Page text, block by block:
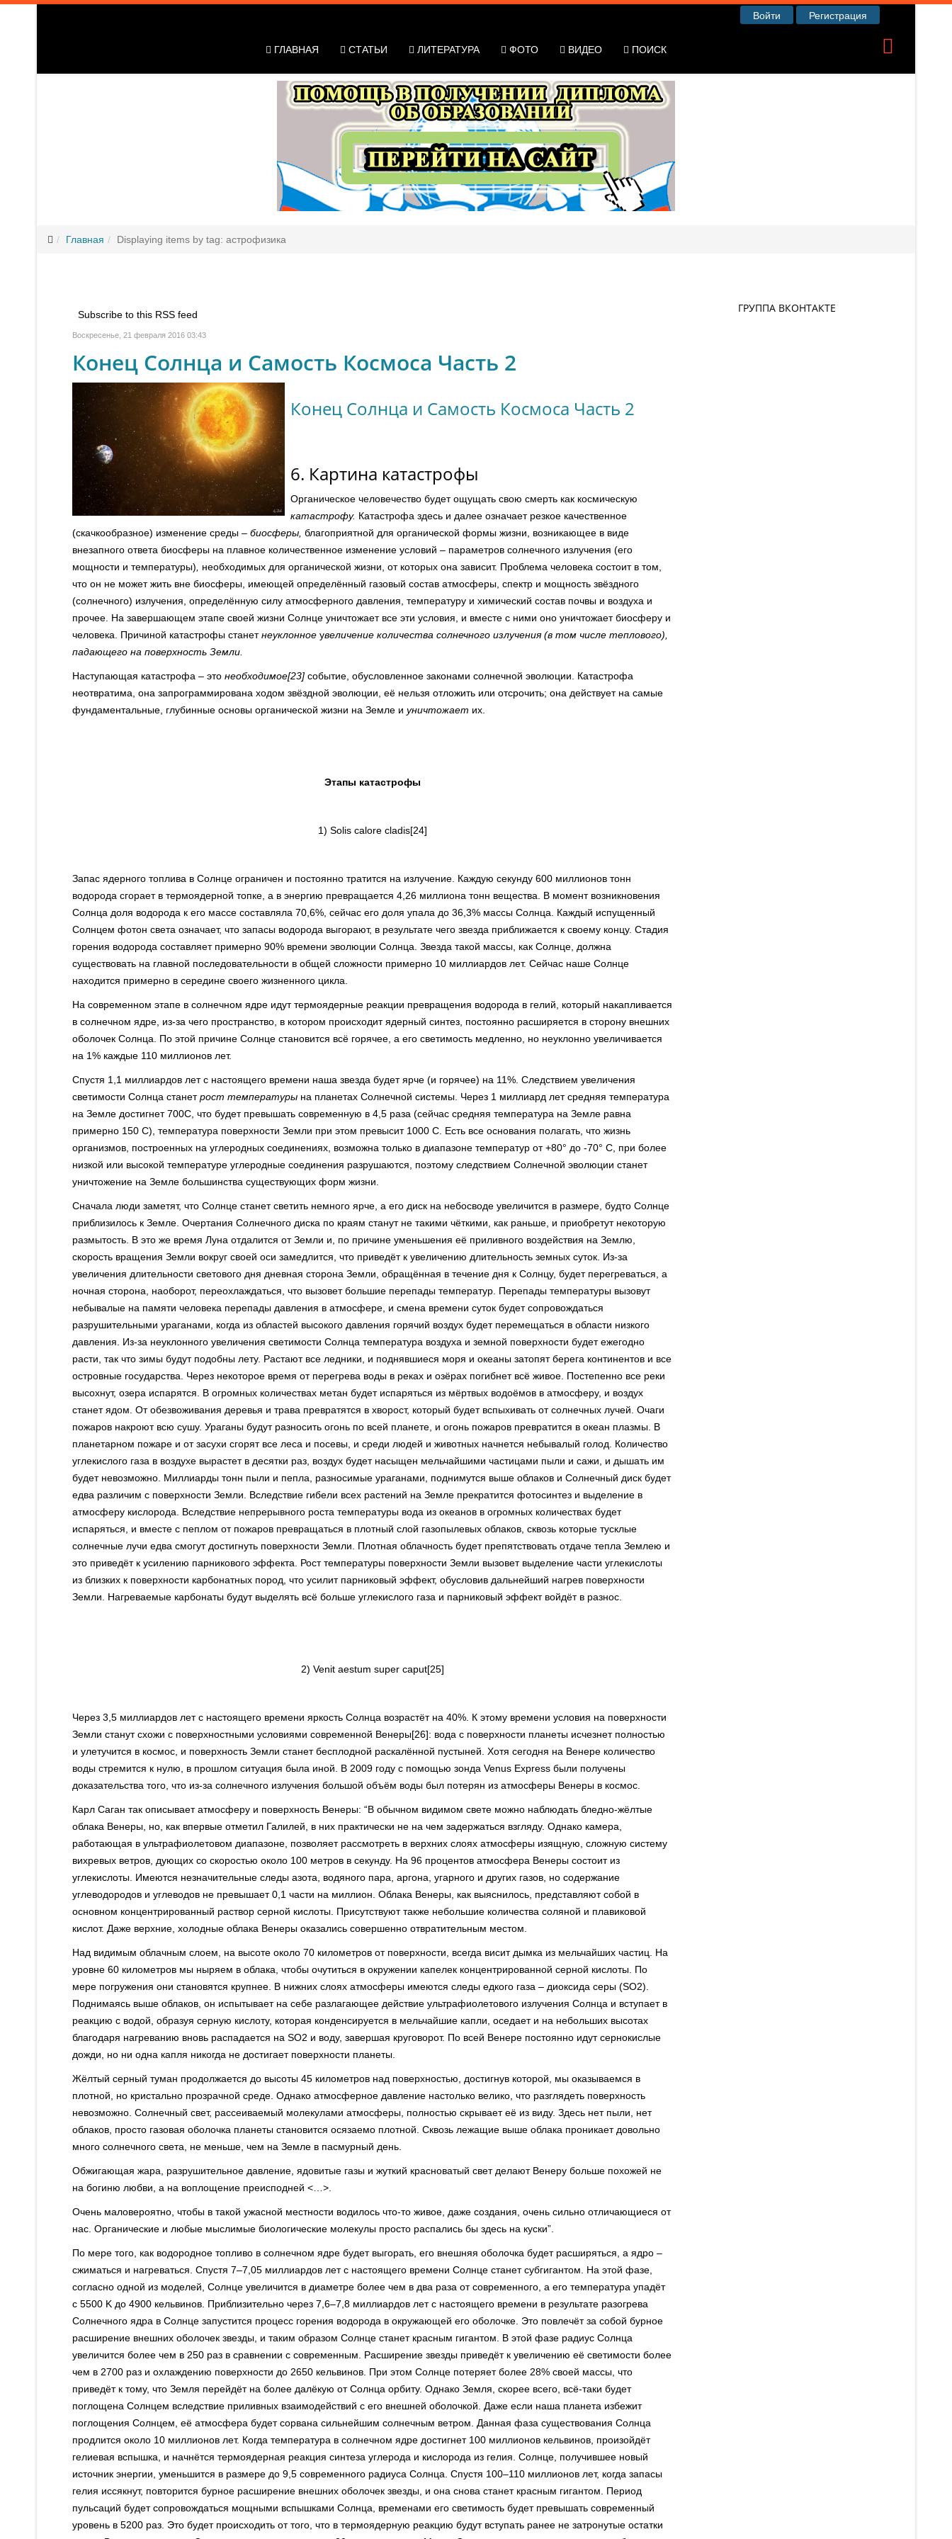
Войти Регистрация
ГЛАВНАЯ СТАТЬИ ЛИТЕРАТУРА ФОТО ВИДЕО ПОИСК
Главная Displaying items by tag: астрофизика
Subscribe to this RSS feed
Воскресенье, 21 февраля 2016 03:43
Конец Солнца и Самость Космоса Часть 2
Конец Солнца и Самость Космоса Часть 2
6. Картина катастрофы
Органическое человечество будет ощущать свою смерть как космическую
катастрофу. Катастрофа здесь и далее означает резкое качественное
(скачкообразное) изменение среды – биосферы, благоприятной для органической формы жизни, возникающее в виде
внезапного ответа биосферы на плавное количественное изменение условий – параметров солнечного излучения (его
мощности и температуры)
необходимых для органической жизни, от которых она зависит. Проблема человека состоит в том,
что он не может жить вне биосферы, имеющей определённый газовый состав атмосферы, спектр и мощность звёздного
(солнечного) излучения, определённую силу атмосферного давления, температуру и химический состав почвы и воздуха и
прочее. На завершающем этапе своей жизни Солнце уничтожает все эти условия, и вместе с ними оно уничтожает биосферу и
человека. Причиной катастрофы станетнеуклонное увеличение количества солнечного излучения (в том числе теплового),
падающего на поверхность Земли.
Наступающая катастрофа – это необходимое[23] событие, обусловленное законами солнечной эволюции. Катастрофа
неотвратима, она запрограммирована ходом звёздной эволюции, её нельзя отложить или отсрочить; она действует на самые
фундаментальные, глубинные основы органической жизни на Земле и уничтожает их.
Этапы катастрофы
1) Solis calore cladis[24]
Запас ядерного топлива в Солнце ограничен и постоянно тратится на излучение. Каждую секунду 600 миллионов тонн
водорода сгорает в термоядерной топке, а в энергию превращается 4,26 миллиона тонн вещества. В момент возникновения
Солнца доля водорода к его массе составляла 70,6%, сейчас его доля упала до 36,3% массы Солнца. Каждый испущенный
Солнцем фотон света означает, что запасы водорода выгорают, в результате чего звезда приближается к своему концу. Стадия
горения водорода составляет примерно 90% времени эволюции Солнца. Звезда такой массы, как Солнце, должна
существовать на главной последовательности в общей сложности примерно 10 миллиардов лет. Сейчас наше Солнце
находится примерно в середине своего жизненного цикла.
На современном этапе в солнечном ядре идут термоядерные реакции превращения водорода в гелий, который накапливается
в солнечном ядре, из-за чего пространство, в котором происходит ядерный синтез, постоянно расширяется в сторону внешних
оболочек Солнца. По этой причине Солнце становится всё горячее, а его светимость медленно, но неуклонно увеличивается
на 1% каждые 110 миллионов лет.
Спустя 1,1 миллиардов лет с настоящего времени наша звезда будет ярче (и горячее) на 11%. Следствием увеличения
светимости Солнца станетрост температуры на планетах Солнечной системы. Через 1 миллиард лет средняя температура
на Земле достигнет 700С, что будет превышать современную в 4,5 раза (сейчас средняя температура на Земле равна
примерно 150 С), температура поверхности Земли при этом превысит 1000 С. Есть все основания полагать, что жизнь
организмов, построенных на углеродных соединениях, возможна только в диапазоне температур от +80° до -70° С, при более
низкой или высокой температуре углеродные соединения разрушаются, поэтому следствием Солнечной эволюции станет
уничтожение на Земле большинства существующих форм жизни.
Сначала люди заметят, что Солнце станет светить немного ярче, а его диск на небосводе увеличится в размере, будто Солнце
приблизилось к Земле. Очертания Солнечного диска по краям станут не такими чёткими, как раньше, и приобретут некоторую
размытость. В это же время Луна отдалится от Земли и, по причине уменьшения её приливного воздействия на Землю,
скорость вращения Земли вокруг своей оси замедлится, что приведёт к увеличению длительность земных суток. Из-за
увеличения длительности светового дня дневная сторона Земли, обращённая в течение дня к Солнцу, будет перегреваться, а
ночная сторона, наоборот, переохлаждаться, что вызовет большие перепады температур. Перепады температуры вызовут
небывалые на памяти человека перепады давления в атмосфере, и смена времени суток будет сопровождаться
разрушительными ураганами, когда из областей высокого давления горячий воздух будет перемещаться в области низкого
давления. Из-за неуклонного увеличения светимости Солнца температура воздуха и земной поверхности будет ежегодно
расти, так что зимы будут подобны лету. Растают все ледники, и поднявшиеся моря и океаны затопят берега континентов и все
островные государства. Через некоторое время от перегрева воды в реках и озёрах погибнет всё живое. Постепенно все реки
высохнут, озера испарятся. В огромных количествах метан будет испаряться из мёртвых водоёмов в атмосферу, и воздух
станет ядом. От обезвоживания деревья и трава превратятся в хворост, который будет вспыхивать от солнечных лучей. Очаги
пожаров накроют всю сушу. Ураганы будут разносить огонь по всей планете, и огонь пожаров превратится в океан плазмы. В
планетарном пожаре и от засухи сгорят все леса и посевы, и среди людей и животных начнется небывалый голод. Количество
углекислого газа в воздухе вырастет в десятки раз, воздух будет насыщен мельчайшими частицами пыли и сажи, и дышать им
будет невозможно. Миллиарды тонн пыли и пепла, разносимые ураганами, поднимутся выше облаков и Солнечный диск будет
едва различим с поверхности Земли. Вследствие гибели всех растений на Земле прекратится фотосинтез и выделение в
атмосферу кислорода. Вследствие непрерывного роста температуры вода из океанов в огромных количествах будет
испаряться, и вместе с пеплом от пожаров превращаться в плотный слой газопылевых облаков, сквозь которые тусклые
солнечные лучи едва смогут достигнуть поверхности Земли. Плотная облачность будет препятствовать отдаче тепла Землею и
это приведёт к усилению парникового эффекта. Рост температуры поверхности Земли вызовет выделение части углекислоты
из близких к поверхности карбонатных пород, что усилит парниковый эффект, обусловив дальнейший нагрев поверхности
Земли. Нагреваемые карбонаты будут выделять всё больше углекислого газа и парниковый эффект войдёт в разнос.
2) Venit aestum super caput[25]
Через 3,5 миллиардов лет с настоящего времени яркость Солнца возрастёт на 40%. К этому времени условия на поверхности
Земли станут схожи с поверхностными условиями современной Венеры[26]: вода с поверхности планеты исчезнет полностью
и улетучится в космос, и поверхность Земли станет бесплодной раскалённой пустыней. Хотя сегодня на Венере количество
воды стремится к нулю, в прошлом ситуация была иной. В 2009 году с помощью зонда Venus Express были получены
доказательства того, что из-за солнечного излучения большой объём воды был потерян из атмосферы Венеры в космос.
Карл Саган так описывает атмосферу и поверхность Венеры: “В обычном видимом свете можно наблюдать бледно-жёлтые
облака Венеры, но, как впервые отметил Галилей, в них практически не на чем задержаться взгляду. Однако камера,
работающая в ультрафиолетовом диапазоне, позволяет рассмотреть в верхних слоях атмосферы изящную, сложную систему
вихревых ветров, дующих со скоростью около 100 метров в секунду. На 96 процентов атмосфера Венеры состоит из
углекислоты. Имеются незначительные следы азота, водяного пара, аргона, угарного и других газов, но содержание
углеводородов и углеводов не превышает 0,1 части на миллион. Облака Венеры, как выяснилось, представляют собой в
основном концентрированный раствор серной кислоты. Присутствуют также небольшие количества соляной и плавиковой
кислот. Даже верхние, холодные облака Венеры оказались совершенно отвратительным местом.
Над видимым облачным слоем, на высоте около 70 километров от поверхности, всегда висит дымка из мельчайших частиц. На
уровне 60 километров мы ныряем в облака, чтобы очутиться в окружении капелек концентрированной серной кислоты. По
мере погружения они становятся крупнее. В нижних слоях атмосферы имеются следы едкого газа – диоксида серы (SO2).
Поднимаясь выше облаков, он испытывает на себе разлагающее действие ультрафиолетового излучения Солнца и вступает в
реакцию с водой, образуя серную кислоту, которая конденсируется в мельчайшие капли, оседает и на небольших высотах
благодаря нагреванию вновь распадается на SO2 и воду, завершая круговорот. По всей Венере постоянно идут сернокислые
дожди, но ни одна капля никогда не достигает поверхности планеты.
Жёлтый серный туман продолжается до высоты 45 километров над поверхностью, достигнув которой, мы оказываемся в
плотной, но кристально прозрачной среде. Однако атмосферное давление настолько велико, что разглядеть поверхность
невозможно. Солнечный свет, рассеиваемый молекулами атмосферы, полностью скрывает её из виду. Здесь нет пыли, нет
облаков, просто газовая оболочка планеты становится осязаемо плотной. Сквозь лежащие выше облака проникает довольно
много солнечного света, не меньше, чем на Земле в пасмурный день.
Обжигающая жара, разрушительное давление, ядовитые газы и жуткий красноватый свет делают Венеру больше похожей не
на богиню любви, а на воплощение преисподней <…>.
Очень маловероятно, чтобы в такой ужасной местности водилось что-то живое, даже создания, очень сильно отличающиеся от
нас. Органические и любые мыслимые биологические молекулы просто распались бы здесь на куски”.
По мере того, как водородное топливо в солнечном ядре будет выгорать, его внешняя оболочка будет расширяться, а ядро –
сжиматься и нагреваться. Спустя 7–7,05 миллиардов лет с настоящего времени Солнце станет субгигантом. На этой фазе,
согласно одной из моделей, Солнце увеличится в диаметре более чем в два раза от современного, а его температура упадёт
с 5500 K до 4900 кельвинов. Приблизительно через 7,6–7,8 миллиардов лет с настоящего времени в результате разогрева
Солнечного ядра в Солнце запустится процесс горения водорода в окружающей его оболочке. Это повлечёт за собой бурное
расширение внешних оболочек звезды, и таким образом Солнце станет красным гигантом. В этой фазе радиус Солнца
увеличится более чем в 250 раз в сравнении с современным. Расширение звезды приведёт к увеличению её светимости более
чем в 2700 раз и охлаждению поверхности до 2650 кельвинов. При этом Солнце потеряет более 28% своей массы, что
приведёт к тому, что Земля перейдёт на более далёкую от Солнца орбиту. Однако Земля, скорее всего, всё-таки будет
поглощена Солнцем вследствие приливных взаимодействий с его внешней оболочкой. Даже если наша планета избежит
поглощения Солнцем, её атмосфера будет сорвана сильнейшим солнечным ветром. Данная фаза существования Солнца
продлится около 10 миллионов лет. Когда температура в солнечном ядре достигнет 100 миллионов кельвинов, произойдёт
гелиевая вспышка, и начнётся термоядерная реакция синтеза углерода и кислорода из гелия. Солнце, получившее новый
источник энергии, уменьшится в размере до 9,5 современного радиуса Солнца. Спустя 100–110 миллионов лет, когда запасы
гелия иссякнут, повторится бурное расширение внешних оболочек звезды, и она снова станет красным гигантом. Период
пульсаций будет сопровождаться мощными вспышками Солнца, временами его светимость будет превышать современный
уровень в 5200 раз. Это будет происходить от того, что в термоядерную реакцию будут вступать ранее не затронутые остатки
ГРУППА ВКОНТАКТЕ